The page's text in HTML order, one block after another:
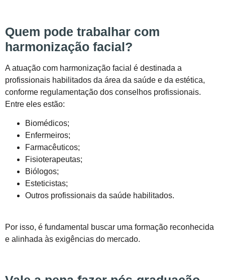
Quem pode trabalhar com
harmonização facial?
A atuação com harmonização facial é destinada a
profissionais habilitados da área da saúde e da estética,
conforme regulamentação dos conselhos profissionais.
Entre eles estão:
Biomédicos;
Enfermeiros;
Farmacêuticos;
Fisioterapeutas;
Biólogos;
Esteticistas;
Outros profissionais da saúde habilitados.
Por isso, é fundamental buscar uma formação reconhecida
e alinhada às exigências do mercado.